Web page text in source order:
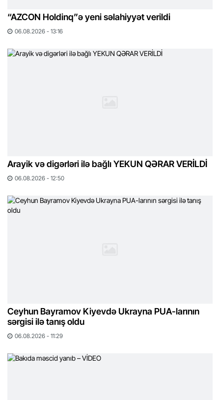
“AZCON Holdinq”ə yeni səlahiyyət verildi
06.08.2026 - 13:16
Arayik və digərləri ilə bağlı YEKUN QƏRAR VERİLDİ
06.08.2026 - 12:50
Ceyhun Bayramov Kiyevdə Ukrayna PUA-larının
sərgisi ilə tanış oldu
06.08.2026 - 11:29